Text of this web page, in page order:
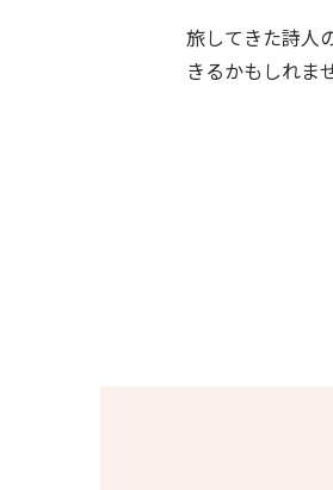
旅してきた詩人
きるかもしれま